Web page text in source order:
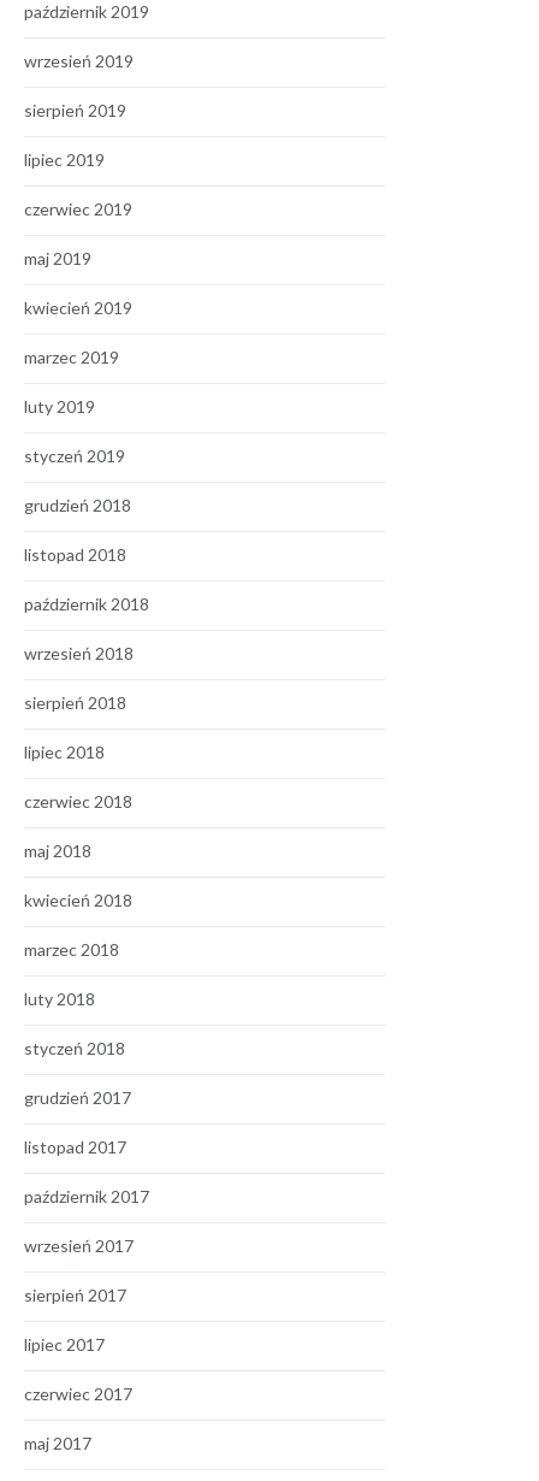
październik 2019
wrzesień 2019
sierpień 2019
lipiec 2019
czerwiec 2019
maj 2019
kwiecień 2019
marzec 2019
luty 2019
styczeń 2019
grudzień 2018
listopad 2018
październik 2018
wrzesień 2018
sierpień 2018
lipiec 2018
czerwiec 2018
maj 2018
kwiecień 2018
marzec 2018
luty 2018
styczeń 2018
grudzień 2017
listopad 2017
październik 2017
wrzesień 2017
sierpień 2017
lipiec 2017
czerwiec 2017
maj 2017